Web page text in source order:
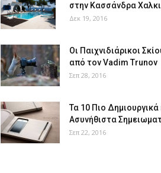
στην Κασσάνδρα
Δεκ 19, 2016
Οι Παιχνιδιάρικοι
από τον Vadim Trunov
Σεπ 28, 2016
Τα 10 Πιο Δημιουργικά
Ασυνήθιστα
Σεπ 22, 2016